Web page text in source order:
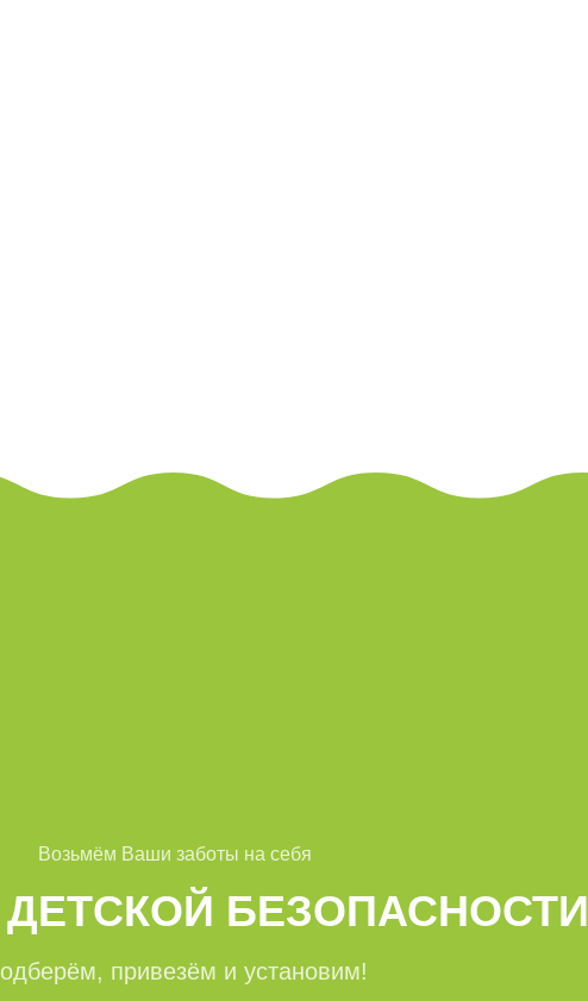
Возьмём Ваши заботы на себя
БЕЗОПАСНОСТИ
привезём и установим!